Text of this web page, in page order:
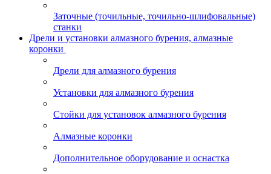
Заточные (точильные, точильно-шлифовальные)
станки
Дрели и установки алмазного бурения, алмазные
коронки
Дрели для алмазного бурения
Установки для алмазного бурения
Стойки для установок алмазного бурения
Алмазные коронки
Дополнительное оборудование и оснастка